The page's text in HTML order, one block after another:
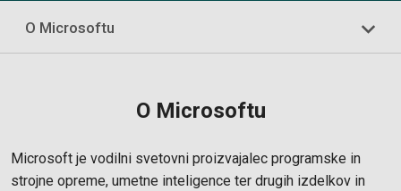
O Microsoftu
O Microsoftu
Microsoft je vodilni svetovni proizvajalec programske in
strojne opreme, umetne inteligence ter drugih izdelkov in